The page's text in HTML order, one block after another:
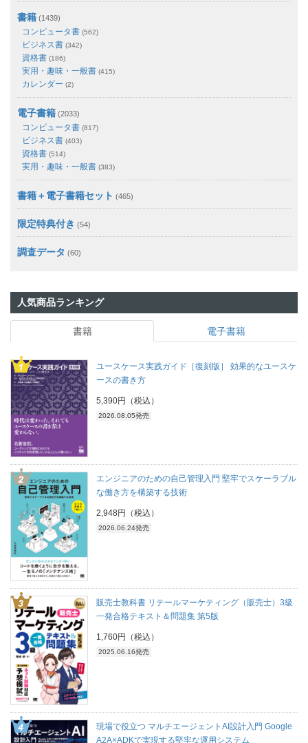
書籍 (1439)
コンピュータ書 (562)
ビジネス書 (342)
資格書 (186)
実用・趣味・一般書 (415)
カレンダー (2)
電子書籍 (2033)
コンピュータ書 (817)
ビジネス書 (403)
資格書 (514)
実用・趣味・一般書 (383)
書籍＋電子書籍セット (465)
限定特典付き (54)
調査データ (60)
人気商品ランキング
書籍 電子書籍
ユースケース実践ガイド［復刻版］ 効果的なユースケ
ースの書き方
5,390円（税込）
2026.08.05発売
エンジニアのための自己管理入門 堅牢でスケーラブル
な働き方を構築する技術
2,948円（税込）
2026.06.24発売
販売士教科書 リテールマーケティング（販売士）3級
一発合格テキスト＆問題集 第5版
1,760円（税込）
2025.06.16発売
現場で役立つ マルチエージェントAI設計入門 Google
A2A×ADKで実現する堅牢な運用システム